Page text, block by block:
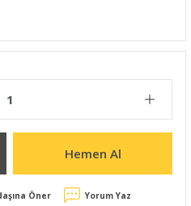
Hemen Al
Öner Yorum Yaz